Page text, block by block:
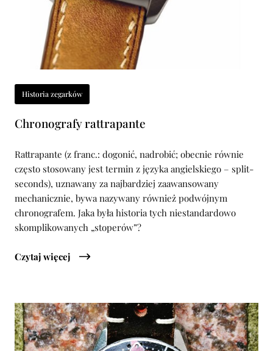
Historia zegarków
Chronografy rattrapante
Rattrapante (z franc.: dogonić, nadrobić; obecnie równie
często stosowany jest termin z języka angielskiego – split-
seconds), uznawany za najbardziej zaawansowany
mechanicznie, bywa nazywany również podwójnym
chronografem. Jaka była historia tych niestandardowo
skomplikowanych „stoperów”?
Czytaj więcej